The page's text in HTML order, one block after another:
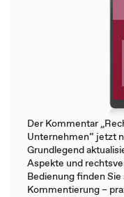
Der Kommentar
Unternehmen“ jetzt
Grundlegend
Aspekte und
Bedienung finden
Kommentierung –